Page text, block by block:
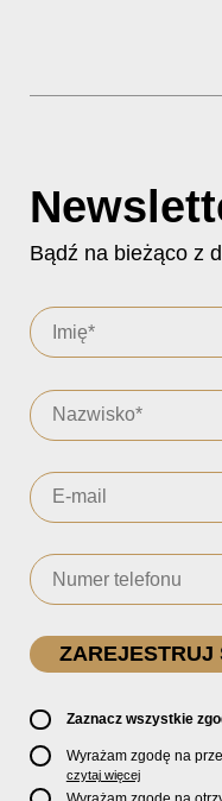
Bądź na bieżąco z
Zaznacz wszystkie
Wyrażam zgodę na
pocztą e-mail,
promocjach,
czytaj więcej